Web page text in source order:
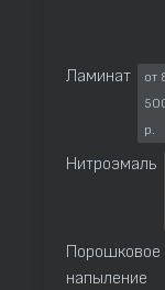
Ламинат
от
р.
Нитроэмаль
Порошковое
напыление